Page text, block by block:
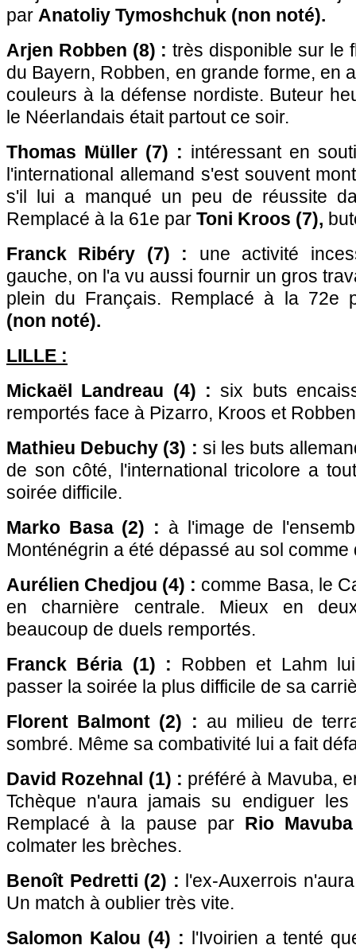
par Anatoliy Tymoshchuk (non noté).
Arjen Robben (8) : très disponible sur le
du Bayern, Robben, en grande forme, en
couleurs à la défense nordiste. Buteur
le Néerlandais était partout ce soir.
Thomas Müller (7) : intéressant en
l'international allemand s'est souvent
s'il lui a manqué un peu de réussite
Remplacé à la 61e par Toni Kroos (7),
Franck Ribéry (7) : une activité
gauche, on l'a vu aussi fournir un gros
plein du Français. Remplacé à la 72e
(non noté).
LILLE :
Mickaël Landreau (4) : six buts
remportés face à Pizarro, Kroos et
Mathieu Debuchy (3) : si les buts
de son côté, l'international tricolore a
soirée difficile.
Marko Basa (2) : à l'image de
Monténégrin a été dépassé au sol comme
Aurélien Chedjou (4) : comme Basa, le
en charnière centrale. Mieux en
beaucoup de duels remportés.
Franck Béria (1) : Robben et Lahm
passer la soirée la plus difficile de sa
Florent Balmont (2) : au milieu de
sombré. Même sa combativité lui a fait
David Rozehnal (1) : préféré à Mavuba,
Tchèque n'aura jamais su endiguer les
Remplacé à la pause par Rio
colmater les brèches.
Benoît Pedretti (2) : l'ex-Auxerrois
Un match à oublier très vite.
Salomon Kalou (4) : l'Ivoirien a tenté